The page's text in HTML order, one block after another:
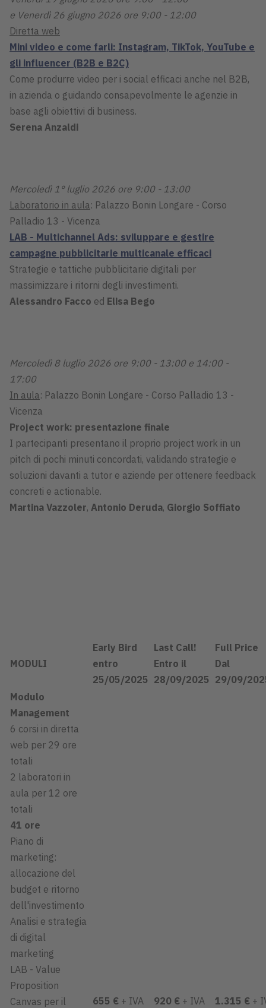
e Venerdì 26 giugno 2026 ore 9:00 - 12:00
Diretta web
Mini video e come farli: Instagram, TikTok, YouTube e
gli influencer (B2B e B2C)
Come produrre video per i social efficaci anche nel B2B,
in azienda o guidando consapevolmente le agenzie in
base agli obiettivi di business.
Serena Anzaldi
Mercoledì 1° luglio 2026 ore 9:00 - 13:00
Laboratorio in aula : Palazzo Bonin Longare - Corso
Palladio 13 - Vicenza
LAB - Multichannel Ads: sviluppare e gestire
campagne pubblicitarie multicanale efficaci
Strategie e tattiche pubblicitarie digitali per
massimizzare i ritorni degli investimenti.
Alessandro Facco ed Elisa Bego
Mercoledì 8 luglio 2026 ore 9:00 - 13:00 e 14:00 -
17:00
In aula : Palazzo Bonin Longare - Corso Palladio 13 -
Vicenza
Project work: presentazione finale
I partecipanti presentano il proprio project work in un
pitch di pochi minuti concordati, validando strategie e
soluzioni davanti a tutor e aziende per ottenere feedback
concreti e actionable.
Martina Vazzoler, Antonio Deruda, Giorgio Soffiato
MODULI
Early Bird
entro
25/05/2025
Last Call!
Entro il
28/09/2025
Full Price
Dal
29/09/
Modulo
Management
6 corsi in diretta
web per 29 ore
totali
2 laboratori in
aula per 12 ore
totali
41 ore
Piano di
marketing:
allocazione del
budget e ritorno
dell'investimento
Analisi e strategia
di digital
marketing
LAB - Value
Proposition
Canvas per il
655 € + IVA
920 € + IVA
1.315 € +